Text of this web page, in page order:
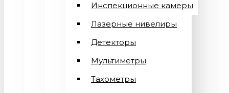
Инспекционные камеры
Лазерные нивелиры
Детекторы
Мультиметры
Тахометры